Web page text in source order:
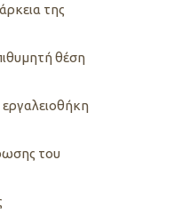
της
θέση
του